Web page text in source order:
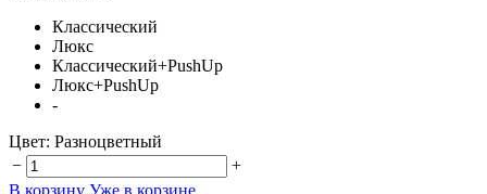
Классический
Люкс
Классический+PushUp
Люкс+PushUp
-
Цвет: Разноцветный
−
+
В корзину Уже в корзине